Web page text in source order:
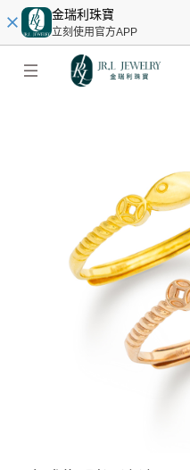
金瑞利珠寶
立刻使用官方APP